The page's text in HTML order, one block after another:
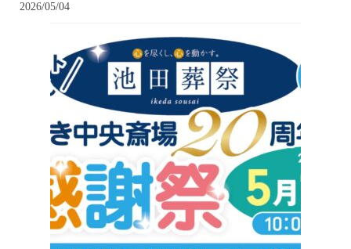
2026/05/04